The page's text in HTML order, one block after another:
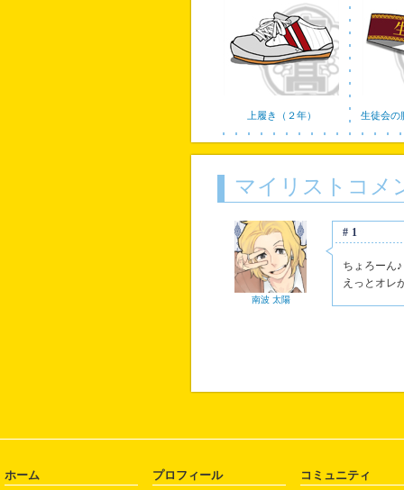
上履き（２年） 生徒会
マイリストコメ
南波 太陽
#1
ちょろーん♪
えっとオレ
ホーム プロフィール コミュニティ